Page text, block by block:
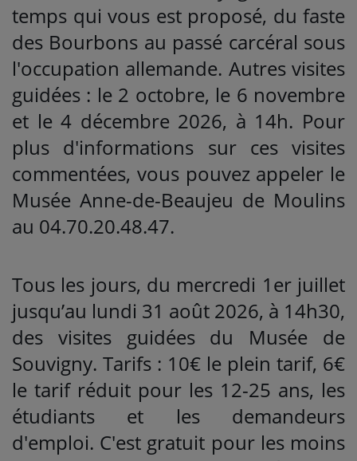
temps qui vous est proposé, du faste
des Bourbons au passé carcéral sous
l'occupation allemande. Autres visites
guidées : le 2 octobre, le 6 novembre
et le 4 décembre 2026, à 14h. Pour
plus d'informations sur ces visites
commentées, vous pouvez appeler le
Musée Anne-de-Beaujeu de Moulins
au 04.70.20.48.47.
Tous les jours, du mercredi 1er juillet
jusqu’au lundi 31 août 2026, à 14h30,
des visites guidées du Musée de
Souvigny. Tarifs : 10€ le plein tarif, 6€
le tarif réduit pour les 12-25 ans, les
étudiants et les demandeurs
d'emploi. C'est gratuit pour les moins